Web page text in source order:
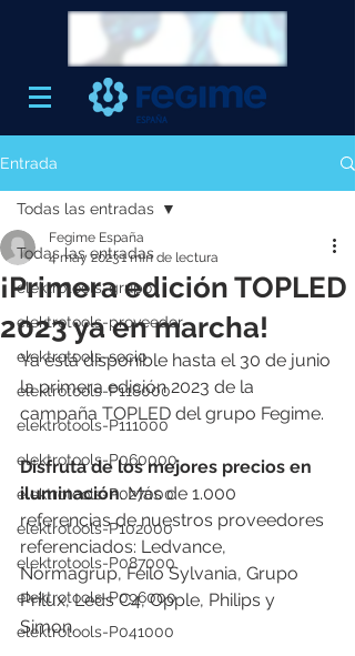
Entrada
Todas las entradas
elektrotools-grupo
elektrotools-proveedor
elektrotools-socio
elektrotools-P118000
elektrotools-P111000
elektrotools-P060000
elektrotools-P027000
elektrotools-P102000
elektrotools-P087000
elektrotools-P096000
elektrotools-P041000
Todas las entradas
¡Primera edición TOPLED
2023 ya en marcha!
Fegime España
4 may 20231 min de lectura
Ya está disponible hasta el 30 de junio
la primera edición 2023 de la
campaña TOPLED del grupo Fegime.
Disfruta de los mejores precios en
iluminación. Más de 1.000
referencias de nuestros proveedores
referenciados: Ledvance,
Normagrup, Feilo Sylvania, Grupo
Prilux, Leds C4, Opple, Philips y
Simon.